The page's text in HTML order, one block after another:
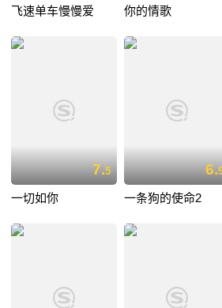
飞速单车慢慢爱 你的情歌
7.5
一切如你
6.
一条狗的使命2